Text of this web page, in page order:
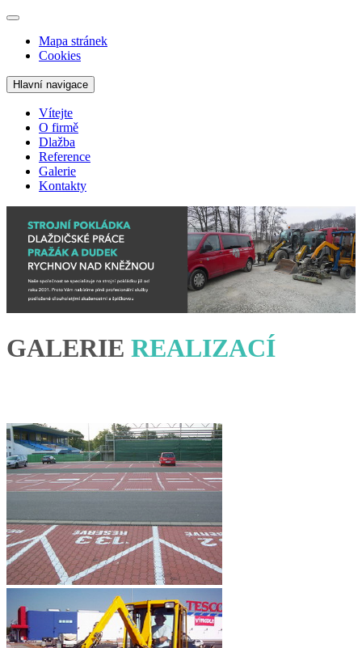
Mapa stránek
Cookies
Hlavní navigace
Vítejte
O firmě
Dlažba
Reference
Galerie
Kontakty
GALERIE REALIZACÍ